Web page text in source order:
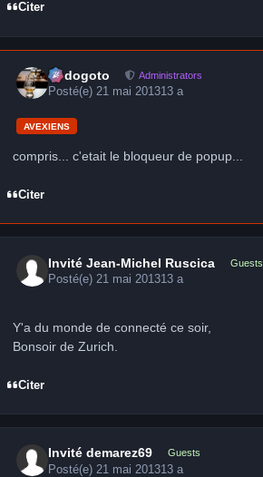
Citer
frédogoto Administrators
Posté(e)21 mai 201313 a
AVEXIENS
compris... c'etait le bloqueur de popup...
Citer
Invité Jean-Michel Ruscica Guests
Posté(e)21 mai 201313 a
Y'a du monde de connecté ce soir,
Bonsoir de Zurich.
Citer
Invité demarez69 Guests
Posté(e) 21 mai 201313 a